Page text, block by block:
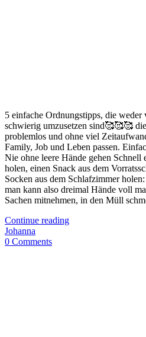
5 einfache Ordnungstipps, die weder
schwierig umzusetzen sind🥰🥰🥰
problemlos und ohne viel
Family, Job und Leben passen.
Nie ohne leere Hände gehen Schnell
holen, einen Snack aus dem
Socken aus dem Schlafzimmer
man kann also dreimal Hände voll
Sachen mitnehmen, in den Müll
Continue reading
Johanna
0 Comments